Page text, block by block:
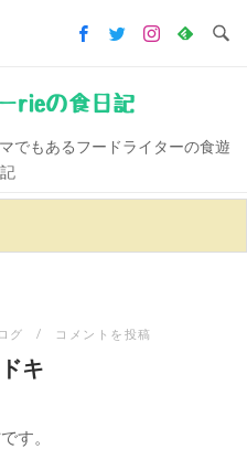
rieの食日記
でもあるフードライターの食遊
グ コメントを投稿
キ
す。